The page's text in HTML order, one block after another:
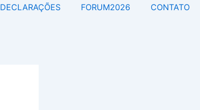
DECLARAÇÕES FORUM2026 CONTATO